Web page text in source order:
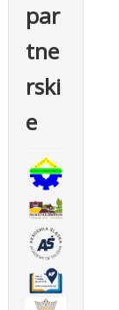
par
tne
rski
e